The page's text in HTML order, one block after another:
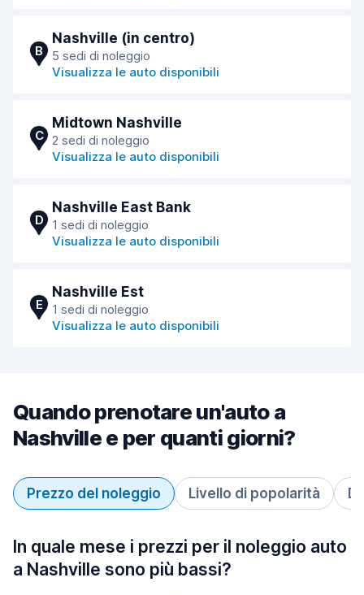
B
Nashville (in centro)
5 sedi di noleggio
Visualizza le auto disponibili
C
Midtown Nashville
2 sedi di noleggio
Visualizza le auto disponibili
D
Nashville East Bank
1 sedi di noleggio
Visualizza le auto disponibili
E
Nashville Est
1 sedi di noleggio
Visualizza le auto disponibili
Quando prenotare un'auto a
Nashville e per quanti giorni?
Prezzo del noleggio Livello di popolarità
In quale mese i prezzi per il noleggio auto
a Nashville sono più bassi?